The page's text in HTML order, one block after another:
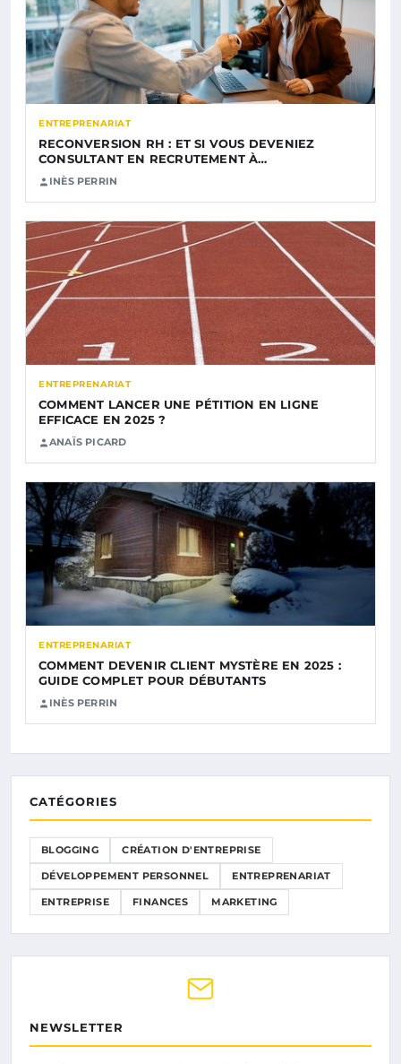
ENTREPRENARIAT
RECONVERSION RH : ET SI VOUS DEVENIEZ
CONSULTANT EN RECRUTEMENT À…
INÈS PERRIN
ENTREPRENARIAT
COMMENT LANCER UNE PÉTITION EN LIGNE
EFFICACE EN 2025 ?
ANAÏS PICARD
ENTREPRENARIAT
COMMENT DEVENIR CLIENT MYSTÈRE EN 2025 :
GUIDE COMPLET POUR DÉBUTANTS
INÈS PERRIN
CATÉGORIES
BLOGGING CRÉATION D'ENTREPRISE
DÉVELOPPEMENT PERSONNEL ENTREPRENARIAT
ENTREPRISE FINANCES MARKETING
NEWSLETTER